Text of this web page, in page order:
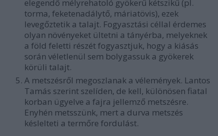
elegendő mélyrehatoló gyökerű kétszikű (pl.
torma, feketenadálytő, máriatövis), ezek
levegőztetik a talajt. Fogyasztási céllal érdemes
olyan növényeket ültetni a tányérba, melyeknek
a föld feletti részét fogyasztjuk, hogy a kiásás
során véletlenül sem bolygassuk a gyökerek
körüli talajt.
A metszésről megoszlanak a vélemények. Lantos
Tamás szerint szelíden, de kell, különösen fiatal
korban ügyelve a fajra jellemző metszésre.
Enyhén metsszünk, mert a durva metszés
késlelteti a termőre fordulást.